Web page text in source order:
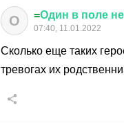
О =Один в поле не
07:40, 11.01.2022
Сколько еще таких
тревогах их